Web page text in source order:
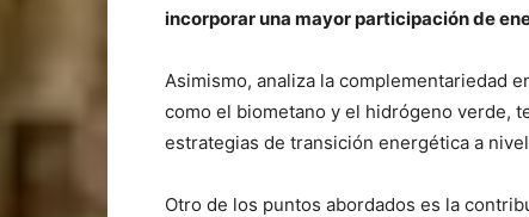
incorporar una mayor participación de
Asimismo, analiza la complementariedad
como el biometano y el hidrógeno verde,
estrategias de transición energética a
Otro de los puntos abordados es la